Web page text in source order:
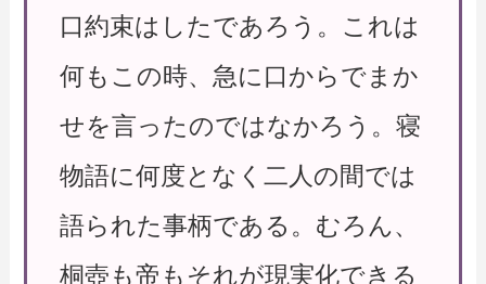
口約束はしたであろう。これは
何もこの時、急に口からでまか
せを言ったのではなかろう。寝
物語に何度となく二人の間では
語られた事柄である。むろん、
桐壺も帝もそれが現実化できる